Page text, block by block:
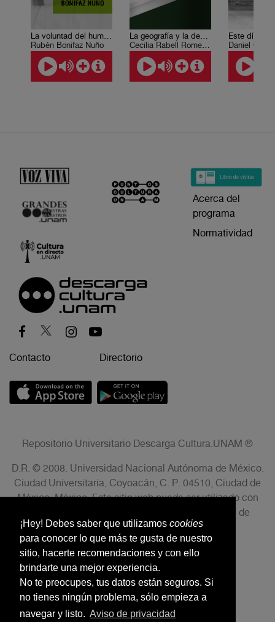
¡Hey! Debes saber que utilizamos cookies
para conocer lo que más te gusta de nuestro
sitio, hacerte recomendaciones y con ello
brindarte una mejor experiencia.
No te preocupes, tus datos están seguros. Si
no tienes ningún problema, sólo empieza a
navegar y listo. Aviso de privacidad
La voluntad del humanismo
Rubén Bonifaz Nuño
La geografía y la demografía
Cecilia Rabell Romero, Irasema Alcántara
Daniel Cazés
Acerca del
programa
Normatividad
Contacto Directorio
Repositorio Universitario Descarga Cultura.UNAM ®
D.R. © 2008. Universidad Nacional Autónoma de México.
Ciudad Universitaria, Coyoacán, C. P. 04510, Ciudad de
México, México. Este sitio web puede ser utilizado con
fines no lucrativos siempre que se cite la fuente de
conformidad con el AVISO LEGAL.